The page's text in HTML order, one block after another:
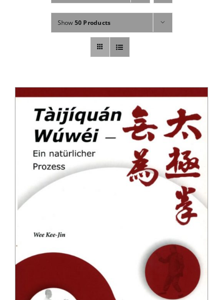
Fachbücher
Poster, Karten, Medien
Abo
Show 50 Products